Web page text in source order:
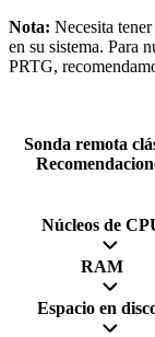
Nota: Necesita tener
en su sistema. Para
PRTG,
Sonda remota
Núcleos de
RAM
Espacio en